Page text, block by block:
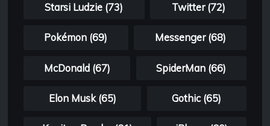
Starsi Ludzie (73) Twitter (72)
Pokémon (69) Messenger (68)
McDonald (67) SpiderMan (66)
Elon Musk (65) Gothic (65)